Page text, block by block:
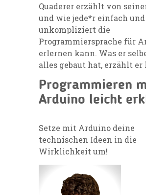
Quaderer erzählt von
und wie jede*r einfach und
unkompliziert die
Programmiersprache für
erlernen kann. Was er
alles gebaut hat, erzählt er
Programmieren
Arduino leicht
Setze mit Arduino deine
technischen Ideen in die
Wirklichkeit um!